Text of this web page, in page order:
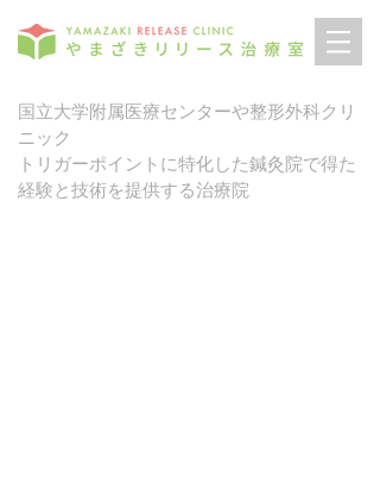
国立大学附属医療センターや整形外科クリ
ニック
トリガーポイントに特化した鍼灸院で得た
経験と技術を提供する治療院